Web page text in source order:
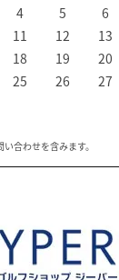
4 5 6
11 12 13
18 19 20
25 26 27
合わせを含みます。